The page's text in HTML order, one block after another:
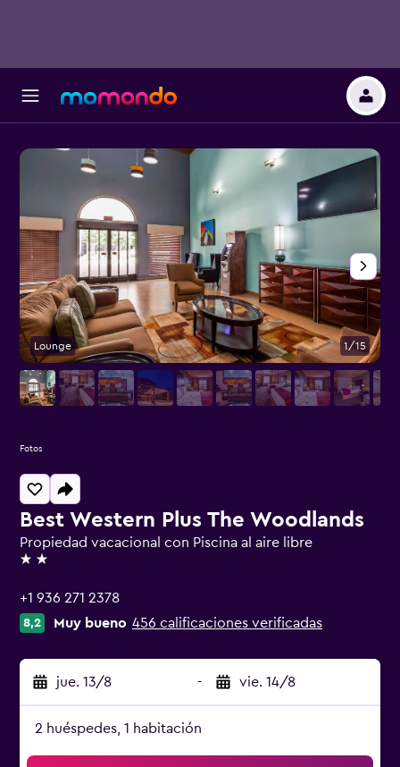
Best Western Plus The Woodlands
Propiedad vacacional con Piscina al aire libre
2 estrellas
+1 936 271 2378
8,2 Muy bueno 456 calificaciones verificadas
jue. 13/8 - vie. 14/8
2 huéspedes, 1 habitación
Lounge 1/15
Fotos